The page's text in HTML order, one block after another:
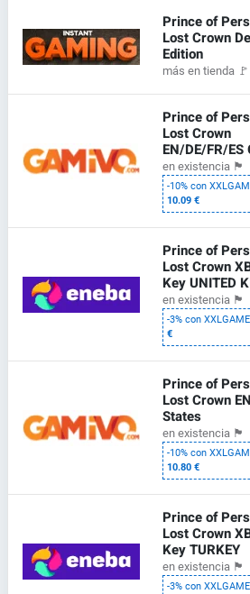
Prince of
Lost Crown
Edition
más en tienda 🚩
Prince of
Lost Crown
EN/DE/FR/ES
en existencia 🏴
-10% con
10.09 €
Prince of
Lost Crown
Key UNITED
en existencia 🏴
-3% con
€
Prince of
Lost Crown
States
en existencia 🏴
-10% con
10.80 €
Prince of
Lost Crown
Key TURKEY
en existencia 🏴
-3% con